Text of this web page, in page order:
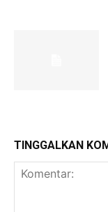
TINGGALKAN